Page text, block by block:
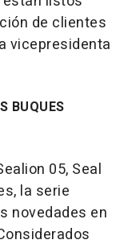
de clientes
vicepresidenta
BUQUES
05, Seal
la serie
novedades en